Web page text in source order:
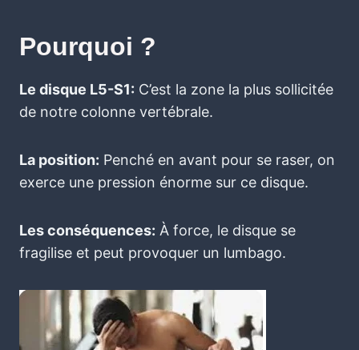
Pourquoi ?
Le disque L5-S1: C’est la zone la plus sollicitée
de notre colonne vertébrale.
La position: Penché en avant pour se raser, on
exerce une pression énorme sur ce disque.
Les conséquences: À force, le disque se
fragilise et peut provoquer un lumbago.